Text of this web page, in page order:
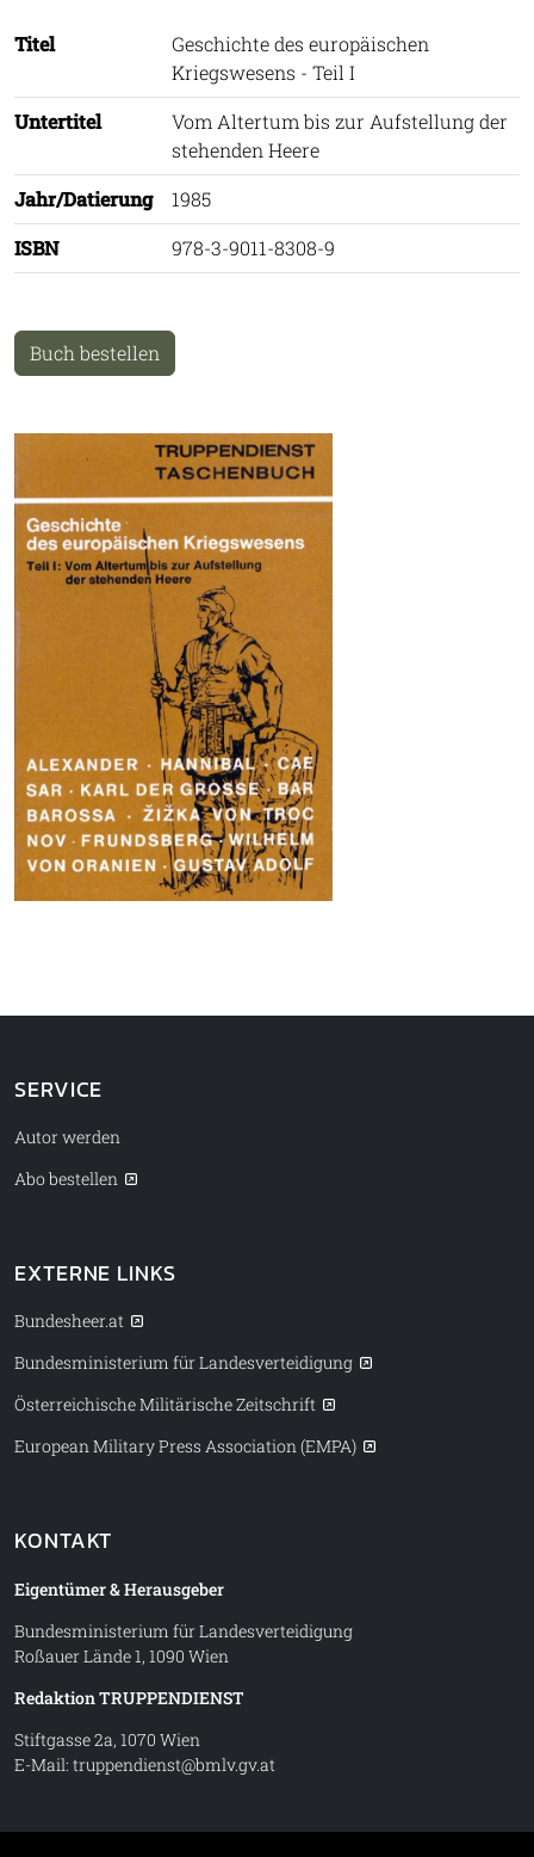
Titel
Geschichte des europäischen
Kriegswesens - Teil I
Untertitel
Vom Altertum bis zur Aufstellung der
stehenden Heere
Jahr/Datierung
1985
ISBN
978-3-9011-8308-9
Buch bestellen
SERVICE
Autor werden
Abo bestellen
EXTERNE LINKS
Bundesheer.at
Bundesministerium für Landesverteidigung
Österreichische Militärische Zeitschrift
European Military Press Association (EMPA)
KONTAKT
Eigentümer & Herausgeber
Bundesministerium für Landesverteidigung
Roßauer Lände 1, 1090 Wien
Redaktion TRUPPENDIENST
Stiftgasse 2a, 1070 Wien
E-Mail: truppendienst@bmlv.gv.at